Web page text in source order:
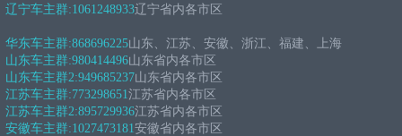
辽宁车主群:1061248933辽宁省内各市区
华东车主群:868696225山东、江苏、安徽、浙江、福建、上海
山东车主群:980414496山东省内各市区
山东车主群2:949685237山东省内各市区
江苏车主群:773298651江苏省内各市区
江苏车主群2:895729936江苏省内各市区
安徽车主群:1027473181安徽省内各市区